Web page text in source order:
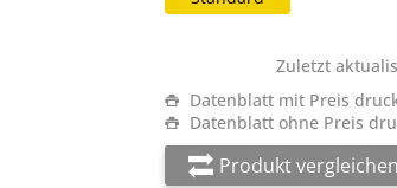
Zuletzt
Datenblatt mit Preis
Datenblatt ohne Preis
Produkt vergleichen